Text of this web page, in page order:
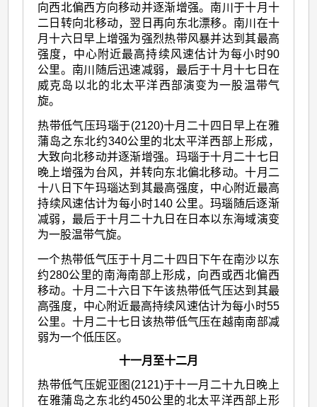
向西北偏西方向移动并逐渐增强。南川于十月十
二日转向北移动，翌日再向东北漂移。南川在十
月十六日早上增强为强烈热带风暴并达到其最高
强度，中心附近最高持续风速估计为每小时90
公里。南川随后迅速减弱，最后于十月十七日在
威克岛以北的北太平洋西部演变为一股温带气
旋。
热带低气压玛瑙于(2120)十月二十四日早上在雅
蒲岛之东北约340公里的北太平洋西部上形成，
大致向北移动并逐渐增强。玛瑙于十月二十七日
晚上增强为台风，并转向东北偏北移动。十月二
十八日下午玛瑙达到其最高强度，中心附近最高
持续风速估计为每小时140 公里。玛瑙随后逐渐
减弱，最后于十月二十九日在日本以东海域演变
为一股温带气旋。
一个热带低气压于十月二十四日下午在南沙以东
约280公里的南海南部上形成，向西或西北偏西
移动。十月二十六日下午该热带低气压达到其最
高强度，中心附近最高持续风速估计为每小时55
公里。十月二十七日该热带低气压在越南南部减
弱为一个低压区。
十一月至十二月
热带低气压妮亚图(2121)于十一月二十九日晚上
在雅蒲岛之东北约450公里的北太平洋西部上形